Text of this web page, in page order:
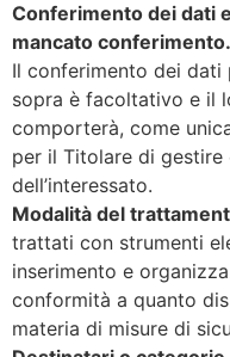
Conferimento dei dati
mancato conferimento.
Il conferimento dei dati
sopra è facoltativo e il
comporterà, come
per il Titolare di gestire
dell’interessato.
Modalità del
trattati con strumenti
inserimento e
conformità a quanto
materia di misure di